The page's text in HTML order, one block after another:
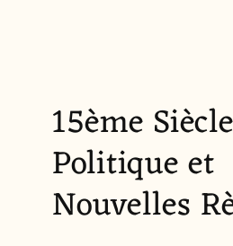
15ème
Politique et
Nouvelles